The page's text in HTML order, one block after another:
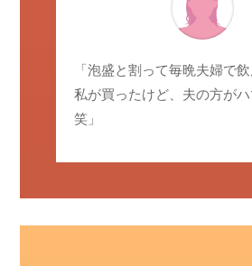
「泡盛と割って毎晩夫婦で飲
私が買ったけど、夫の方が
笑」